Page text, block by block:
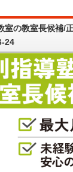
室の教室長候補/
24